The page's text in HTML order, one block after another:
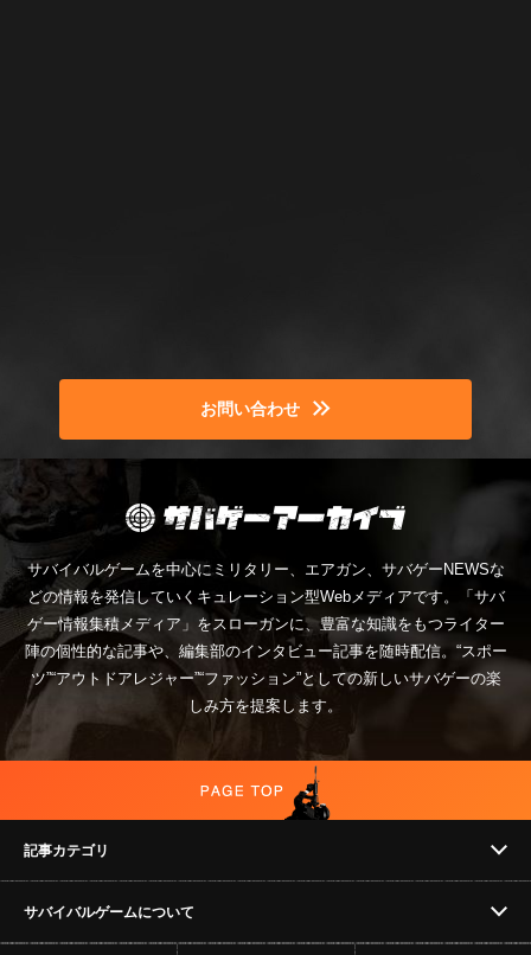
お問い合わせ
サバイバルゲームを中心にミリタリー、エアガン、サバゲーNEWSな
どの情報を発信していくキュレーション型Webメディアです。「サバ
ゲー情報集積メディア」をスローガンに、豊富な知識をもつライター
陣の個性的な記事や、編集部のインタビュー記事を随時配信。“スポー
ツ”“アウトドアレジャー”“ファッション”としての新しいサバゲーの楽
しみ方を提案します。
記事カテゴリ
NEWS
サバイバルゲームについて